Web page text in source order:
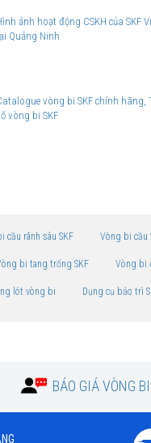
ảnh hoạt động CSKH của SKF
Quảng Ninh
vòng bi SKF chính hãng,
vòng bi SKF
cầu rãnh sâu SKF Vòng bi cầu
bi tang trống SKF Vòng bi
lót vòng bi Dụng cụ bảo trì
BÁO GIÁ VÒNG